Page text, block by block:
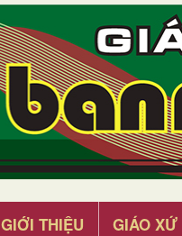
GIỚI THIỆU GIÁO XỨ